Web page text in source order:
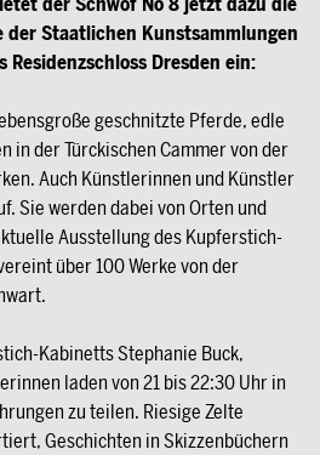
der Schwof Nō 8 jetzt dazu die
der Staatlichen Kunstsammlungen
Residenzschloss Dresden ein:
geschnitzte Pferde, edle
in der Türckischen Cammer von der
Auch Künstlerinnen und Künstler
Sie werden dabei von Orten und
Ausstellung des Kupferstich-
über 100 Werke von der
Kabinetts Stephanie Buck,
laden von 21 bis 22:30 Uhr in
zu teilen. Riesige Zelte
Geschichten in Skizzenbüchern